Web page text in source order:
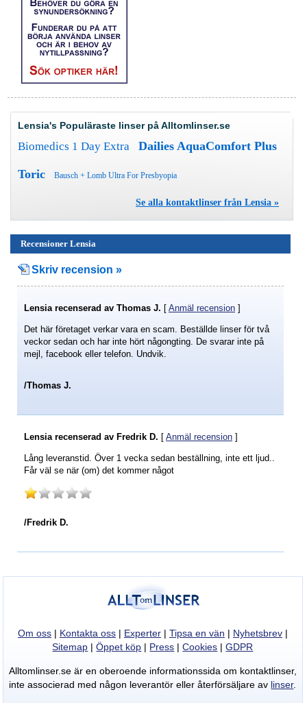
Lensia's Populäraste linser på Alltomlinser.se
Biomedics 1 Day Extra Dailies AquaComfort Plus
Toric Bausch + Lomb Ultra For Presbyopia
Se alla kontaktlinser från Lensia »
Recensioner Lensia
Skriv recension »
Lensiarecenserad av Thomas J. [ Anmäl recension ]
Det här företaget verkar vara en scam. Beställde linser för två
veckor sedan och har inte hört någongting. De svarar inte på
mejl, facebook eller telefon. Undvik.
/Thomas J.
Lensiarecenserad av Fredrik D. [ Anmäl recension ]
Lång leveranstid. Över 1 vecka sedan beställning, inte ett ljud..
Får väl se när (om) det kommer något
/Fredrik D.
här!Om oss| Kontakta oss| Experter| Tipsa en vän | Nyhetsbrev|
Sitemap |Öppet köp | Press |Cookies |GDPR
Alltomlinser.se är en oberoende informationssida om kontaktlinser,
inte associerad med någon leverantör eller återförsäljare av linser.